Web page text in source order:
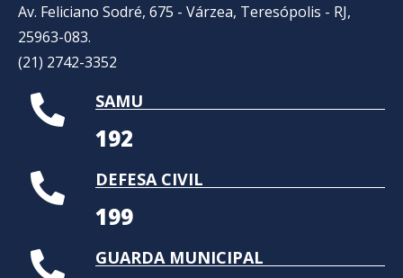
Av. Feliciano Sodré, 675 - Várzea, Teresópolis - RJ,
25963-083.
(21) 2742-3352​
SAMU
192
DEFESA CIVIL
199
GUARDA MUNICIPAL